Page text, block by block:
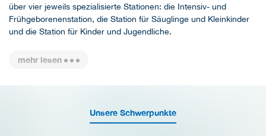
über vier jeweils spezialisierte Stationen: die Intensiv- und
Frühgeborenenstation, die Station für Säuglinge und Kleinkinder
und die Station für Kinder und Jugendliche.
mehr lesen
Unsere Schwerpunkte